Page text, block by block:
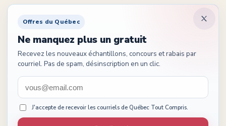
Offres du Québec
Ne manquez plus un gratuit
Recevez les nouveaux échantillons, concours et rabais par
courriel. Pas de spam, désinscription en un clic.
J'accepte de recevoir les courriels de Québec Tout Compris.